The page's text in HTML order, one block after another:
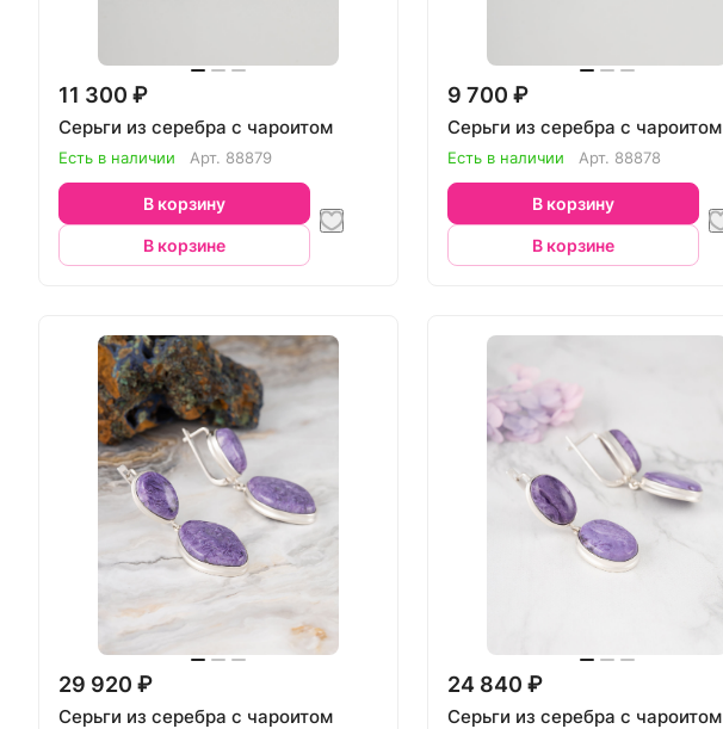
11 300 ₽
Серьги из серебра с чароитом
Есть в наличии Арт. 88879
В корзину
В корзине
9 700 ₽
Серьги из серебра с чароитом
Есть в наличии Арт. 88878
В корзину
В корзине
29 920 ₽
Серьги из серебра с чароитом
24 840 ₽
Серьги из серебра с чароитом